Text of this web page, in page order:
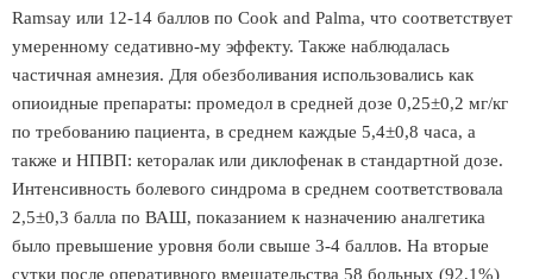
Ramsay или 12-14 баллов по Cook and Palma, что соответствует
умеренному седативно-му эффекту. Также наблюдалась
частичная амнезия. Для обезболивания использовались как
опиоидные препараты: промедол в средней дозе 0,25±0,2 мг/кг
по требованию пациента, в среднем каждые 5,4±0,8 часа, а
также и НПВП: кеторалак или диклофенак в стандартной дозе.
Интенсивность болевого синдрома в среднем соответствовала
2,5±0,3 балла по ВАШ, показанием к назначению аналгетика
было превышение уровня боли свыше 3-4 баллов. На вторые
сутки после оперативного вмешательства 58 больных (92,1%)